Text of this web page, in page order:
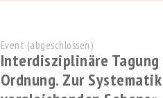
Event (abgeschlossen)
Interdisziplinäre Tagung
Ordnung. Zur